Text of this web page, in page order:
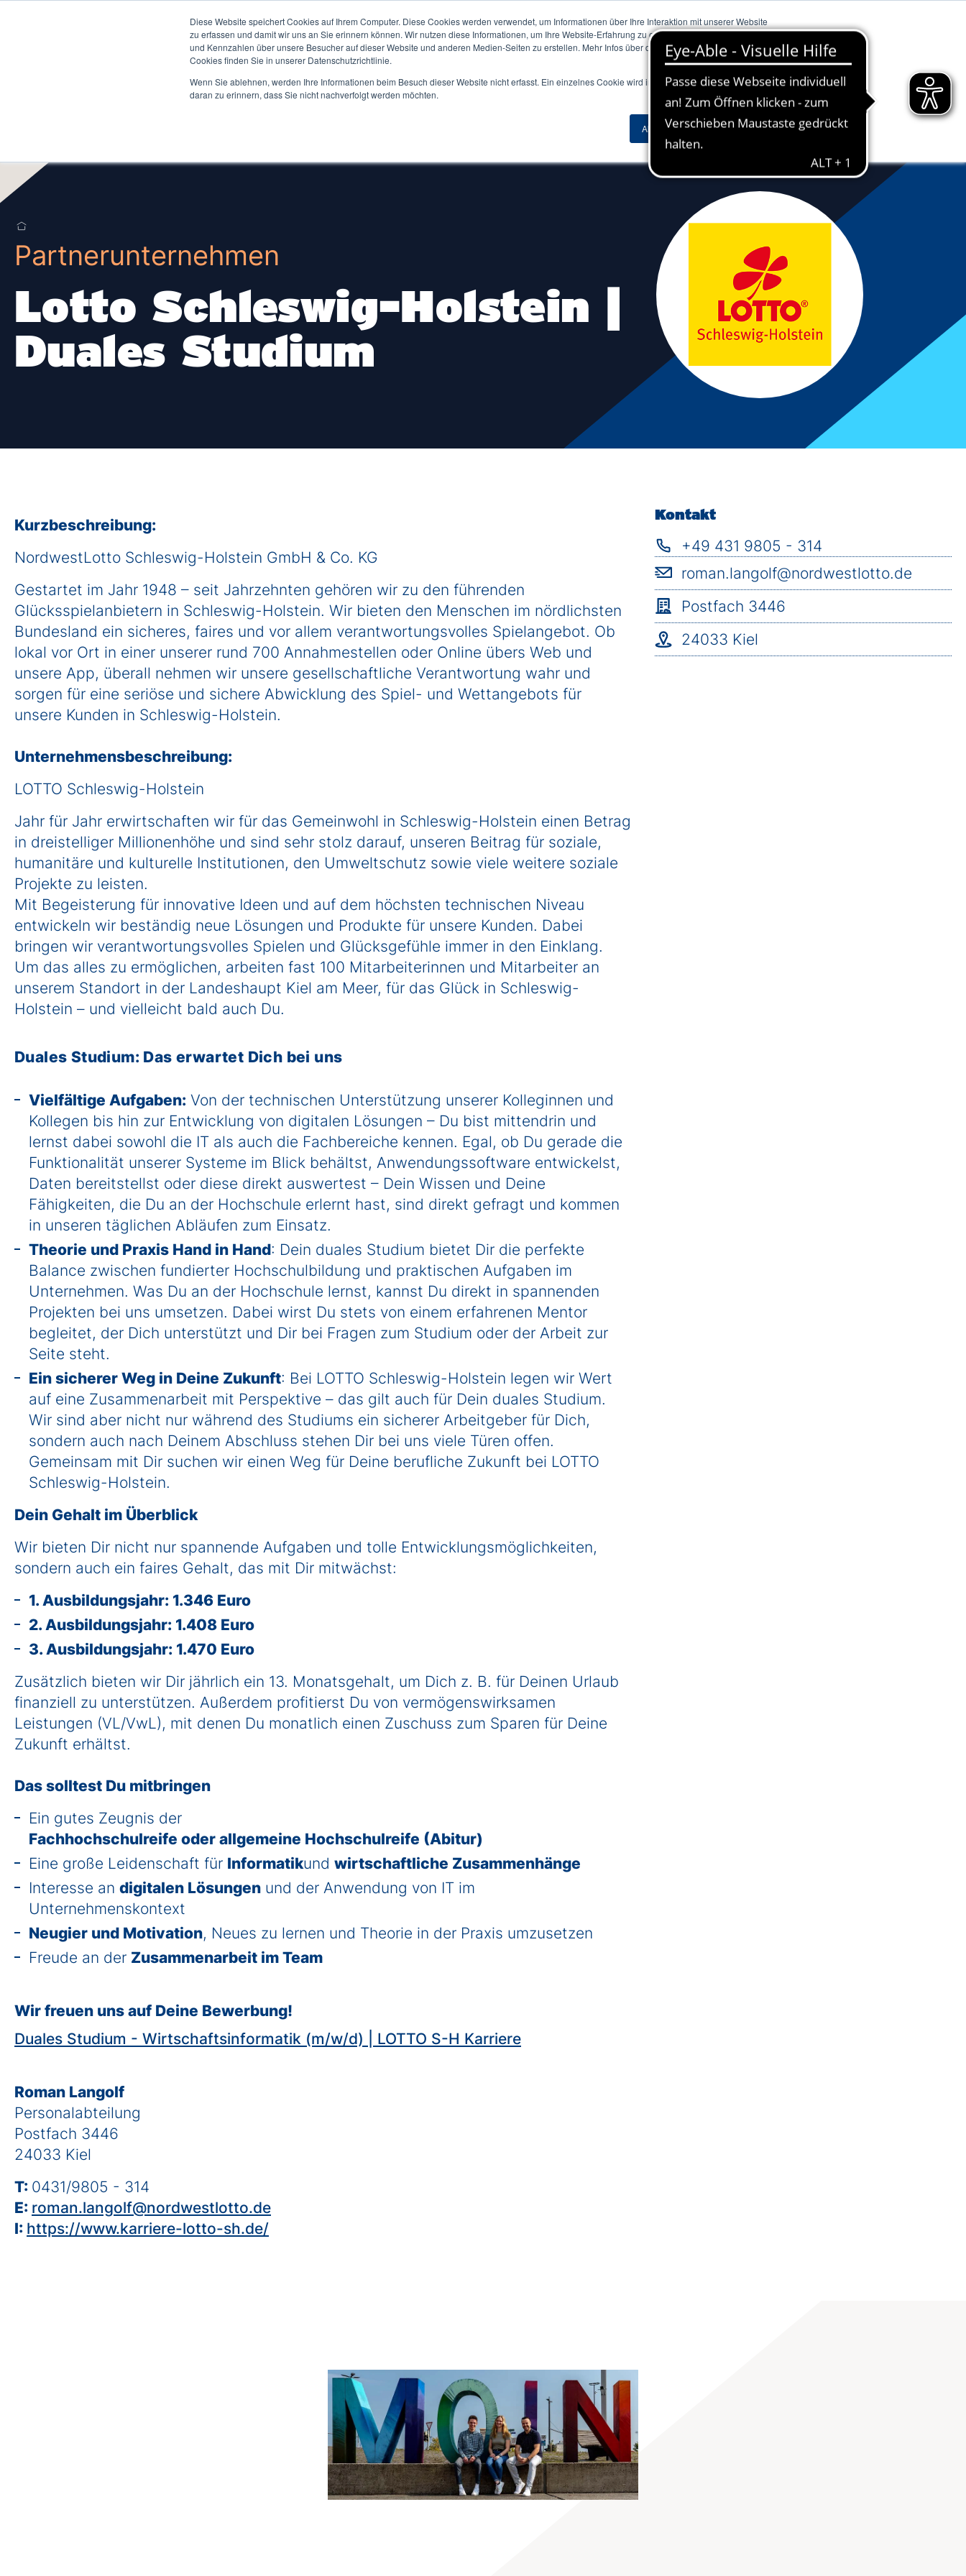
Diese Website speichert Cookies auf Ihrem Computer. Diese Cookies werden verwendet, um Informationen über Ihre Interaktion mit unserer Website
zu erfassen und damit wir uns an Sie erinnern können. Wir nutzen diese Informationen, um Ihre Website-Erfahrung zu optimieren und um Analysen
und Kennzahlen über unsere Besucher auf dieser Website und anderen Medien-Seiten zu erstellen. Mehr Infos über die von uns eingesetzten
Cookies finden Sie in unserer Datenschutzrichtlinie.
Wenn Sie ablehnen, werden Ihre Informationen beim Besuch dieser Website nicht erfasst. Ein einzelnes Cookie wird in Ihrem Browser gesetzt, um
daran zu erinnern, dass Sie nicht nachverfolgt werden möchten.
Akzeptieren Ablehnen
Studium ↓
Betriebswirtschaftslehre
IT-Engineering
Studium Generale (Seminarwesen)
Studienberatung
FAQs
Freie Studienplätze 2026
Angewandte Künstliche Intelligenz
Wirtschaftsingenieurwesen
Wirtschaftsinformatik / IT-Management
Master of Business Administration (MBA)
Jobs for Master
Zertifikate & Weiterbildung
Zur Übersicht
Trendthema Nachhaltigkeit
Trendthema Führung
Internationales
Zur Übersicht
Fachbereiche
Zur Übersicht
Ingenieurwissenschaften
Wirtschaftswissenschaften
Deine NORDAKADEMIE ↓
Mensa
Standort Hamburg
Karriere
Für Unternehmen ↓
Beratung & Kontakt
Duales Studium starten Masterstudium starten
Partnerunternehmen
Lotto Schleswig-Holstein |
Duales Studium
Kurzbeschreibung:
NordwestLotto Schleswig-Holstein GmbH & Co. KG
Gestartet im Jahr 1948 – seit Jahrzehnten gehören wir zu den führenden
Glücksspielanbietern in Schleswig-Holstein. Wir bieten den Menschen im nördlichsten
Bundesland ein sicheres, faires und vor allem verantwortungsvolles Spielangebot. Ob
lokal vor Ort in einer unserer rund 700 Annahmestellen oder Online übers Web und
unsere App, überall nehmen wir unsere gesellschaftliche Verantwortung wahr und
sorgen für eine seriöse und sichere Abwicklung des Spiel- und Wettangebots für
unsere Kunden in Schleswig-Holstein.
Unternehmensbeschreibung:
LOTTO Schleswig-Holstein
Jahr für Jahr erwirtschaften wir für das Gemeinwohl in Schleswig-Holstein einen Betrag
in dreistelliger Millionenhöhe und sind sehr stolz darauf, unseren Beitrag für soziale,
humanitäre und kulturelle Institutionen, den Umweltschutz sowie viele weitere soziale
Projekte zu leisten.
Mit Begeisterung für innovative Ideen und auf dem höchsten technischen Niveau
entwickeln wir beständig neue Lösungen und Produkte für unsere Kunden. Dabei
bringen wir verantwortungsvolles Spielen und Glücksgefühle immer in den Einklang.
Um das alles zu ermöglichen, arbeiten fast 100 Mitarbeiterinnen und Mitarbeiter an
unserem Standort in der Landeshaupt Kiel am Meer, für das Glück in Schleswig-
Holstein – und vielleicht bald auch Du.
Duales Studium: Das erwartet Dich bei uns
Vielfältige Aufgaben: Von der technischen Unterstützung unserer Kolleginnen und
Kollegen bis hin zur Entwicklung von digitalen Lösungen – Du bist mittendrin und
lernst dabei sowohl die IT als auch die Fachbereiche kennen. Egal, ob Du gerade die
Funktionalität unserer Systeme im Blick behältst, Anwendungssoftware entwickelst,
Daten bereitstellst oder diese direkt auswertest – Dein Wissen und Deine
Fähigkeiten, die Du an der Hochschule erlernt hast, sind direkt gefragt und kommen
in unseren täglichen Abläufen zum Einsatz.
Theorie und Praxis Hand in Hand: Dein duales Studium bietet Dir die perfekte
Balance zwischen fundierter Hochschulbildung und praktischen Aufgaben im
Unternehmen. Was Du an der Hochschule lernst, kannst Du direkt in spannenden
Projekten bei uns umsetzen. Dabei wirst Du stets von einem erfahrenen Mentor
begleitet, der Dich unterstützt und Dir bei Fragen zum Studium oder der Arbeit zur
Seite steht.
Ein sicherer Weg in Deine Zukunft: Bei LOTTO Schleswig-Holstein legen wir Wert
auf eine Zusammenarbeit mit Perspektive – das gilt auch für Dein duales Studium.
Wir sind aber nicht nur während des Studiums ein sicherer Arbeitgeber für Dich,
sondern auch nach Deinem Abschluss stehen Dir bei uns viele Türen offen.
Gemeinsam mit Dir suchen wir einen Weg für Deine berufliche Zukunft bei LOTTO
Schleswig-Holstein.
Dein Gehalt im Überblick
Wir bieten Dir nicht nur spannende Aufgaben und tolle Entwicklungsmöglichkeiten,
sondern auch ein faires Gehalt, das mit Dir mitwächst:
1. Ausbildungsjahr: 1.346 Euro
2. Ausbildungsjahr: 1.408 Euro
3. Ausbildungsjahr: 1.470 Euro
Zusätzlich bieten wir Dir jährlich ein 13. Monatsgehalt, um Dich z. B. für Deinen Urlaub
finanziell zu unterstützen. Außerdem profitierst Du von vermögenswirksamen
Leistungen (VL/VwL), mit denen Du monatlich einen Zuschuss zum Sparen für Deine
Zukunft erhältst.
Das solltest Du mitbringen
Ein gutes Zeugnis der
Fachhochschulreife oder allgemeine Hochschulreife (Abitur)
Eine große Leidenschaft für Informatikund wirtschaftliche Zusammenhänge
Interesse an digitalen Lösungen und der Anwendung von IT im
Unternehmenskontext
Neugier und Motivation, Neues zu lernen und Theorie in der Praxis umzusetzen
Freude an der Zusammenarbeit im Team
Wir freuen uns auf Deine Bewerbung!
Duales Studium - Wirtschaftsinformatik (m/w/d) | LOTTO S-H Karriere
Roman Langolf
Personalabteilung
Postfach 3446
24033 Kiel
T: 0431/9805 - 314
E: roman.langolf@nordwestlotto.de
I: https://www.karriere-lotto-sh.de/
Kontakt
+49 431 9805 - 314
roman.langolf@nordwestlotto.de
Postfach 3446
24033 Kiel